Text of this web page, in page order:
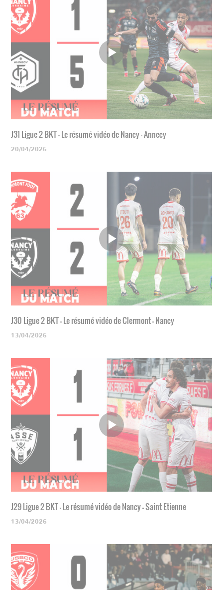
J31 Ligue 2 BKT - Le résumé vidéo de Nancy - Annecy
20/04/2026
J30 Ligue 2 BKT - Le résumé vidéo de Clermont - Nancy
13/04/2026
J29 Ligue 2 BKT - Le résumé vidéo de Nancy - Saint Etienne
13/04/2026